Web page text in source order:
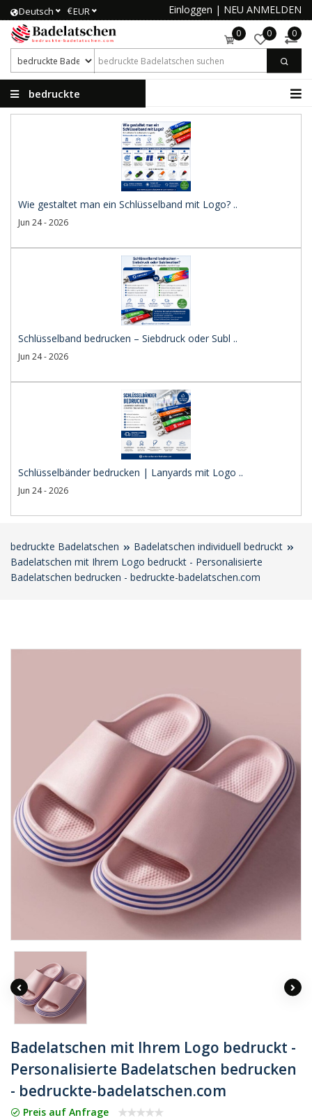
Deutsch €EUR Einloggen | NEU ANMELDEN
0 0 0
bedruckte
Wie gestaltet man ein Schlüsselband mit Logo? ..
Jun 24 - 2026
Schlüsselband bedrucken – Siebdruck oder Subl ..
Jun 24 - 2026
Schlüsselbänder bedrucken | Lanyards mit Logo ..
Jun 24 - 2026
bedruckte Badelatschen
Badelatschen individuell bedruckt
Badelatschen mit Ihrem Logo bedruckt - Personalisierte
Badelatschen bedrucken - bedruckte-badelatschen.com
Badelatschen mit Ihrem Logo bedruckt -
Personalisierte Badelatschen bedrucken
- bedruckte-badelatschen.com
Preis auf Anfrage